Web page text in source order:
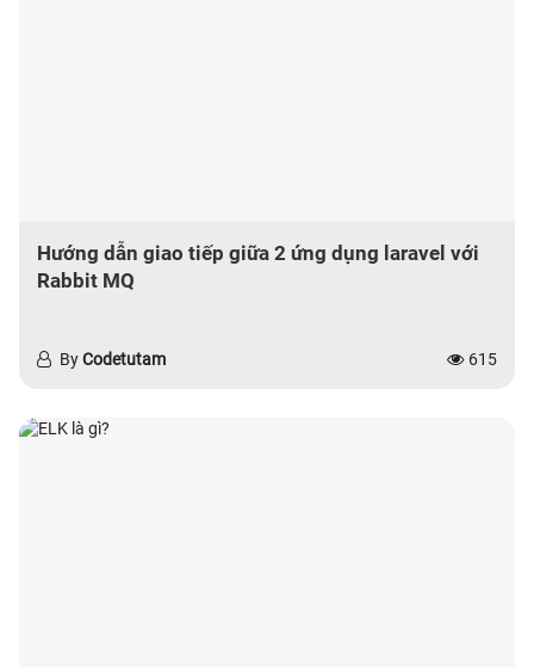
Hướng dẫn giao tiếp giữa 2 ứng dụng laravel với
Rabbit MQ
ByCodetutam 615